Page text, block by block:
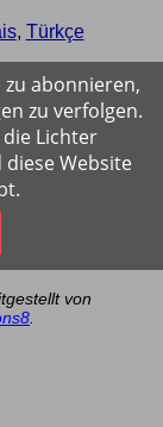
, Türkçe
zu abonnieren,
zu verfolgen.
Lichter
Website
von